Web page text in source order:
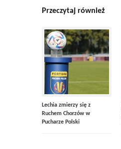
Przeczytaj również
Lechia zmierzy się z
Ruchem Chorzów w
Pucharze Polski